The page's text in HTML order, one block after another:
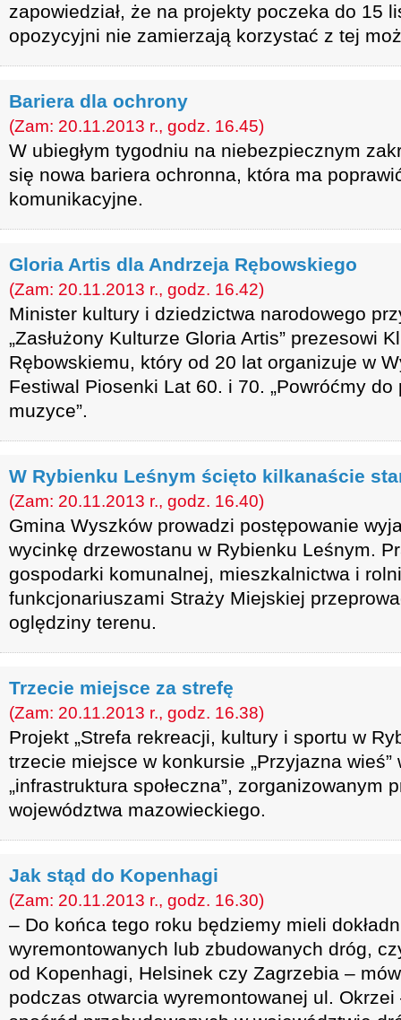
zapowiedział, że na projekty poczeka do 15
opozycyjni nie zamierzają korzystać z tej
Bariera dla ochrony
(Zam: 20.11.2013 r., godz. 16.45)
W ubiegłym tygodniu na niebezpiecznym
się nowa bariera ochronna, która ma
komunikacyjne.
Gloria Artis dla Andrzeja Rębowskiego
(Zam: 20.11.2013 r., godz. 16.42)
Minister kultury i dziedzictwa narodowego
„Zasłużony Kulturze Gloria Artis” prezesowi
Rębowskiemu, który od 20 lat organizuje w
Festiwal Piosenki Lat 60. i 70. „Powróćmy do
muzyce”.
W Rybienku Leśnym ścięto kilkanaście
(Zam: 20.11.2013 r., godz. 16.40)
Gmina Wyszków prowadzi postępowanie
wycinkę drzewostanu w Rybienku Leśnym.
gospodarki komunalnej, mieszkalnictwa i
funkcjonariuszami Straży Miejskiej
oględziny terenu.
Trzecie miejsce za strefę
(Zam: 20.11.2013 r., godz. 16.38)
Projekt „Strefa rekreacji, kultury i sportu w
trzecie miejsce w konkursie „Przyjazna wieś”
„infrastruktura społeczna”, zorganizowanym
województwa mazowieckiego.
Jak stąd do Kopenhagi
(Zam: 20.11.2013 r., godz. 16.30)
– Do końca tego roku będziemy mieli
wyremontowanych lub zbudowanych dróg,
od Kopenhagi, Helsinek czy Zagrzebia –
podczas otwarcia wyremontowanej ul.